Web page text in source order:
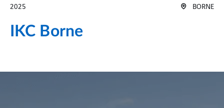
2025
BORNE
IKC Borne